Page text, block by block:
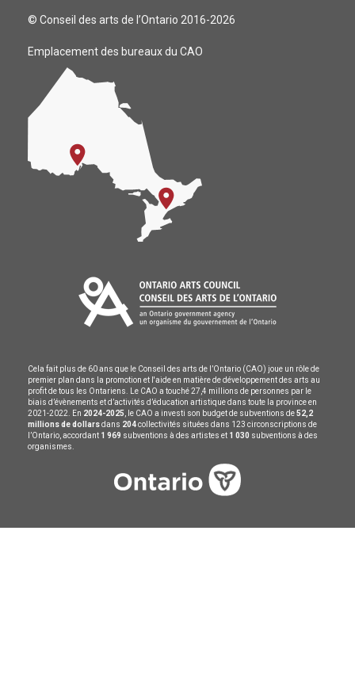
© Conseil des arts de l’Ontario 2016-2026
Emplacement des bureaux du CAO
Cela fait plus de 60 ans que le Conseil des arts de l’Ontario (CAO) joue un rôle de
premier plan dans la promotion et l'aide en matière de développement des arts au
profit de tous les Ontariens. Le CAO a touché 27,4 millions de personnes par le
biais d’évènements et d’activités d’éducation artistique dans toute la province en
2021-2022. En 2024-2025 , le CAO a investi son budget de subventions de52,2
millions de dollarsdans 204collectivités situées dans 123 circonscriptions de
l’Ontario, accordant 1 969 subventions à des artistes et 1 030 subventions à des
organismes.